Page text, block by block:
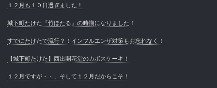
１２月も１０日過ぎました！
城下町たけた『竹ほたる』の時期になりました！
すでにたけたで流行？！インフルエンザ対策もお忘れなく！
【城下町たけた】西出開花堂のカボスケーキ！
１２月ですが・・、そして１２月だからこそ！